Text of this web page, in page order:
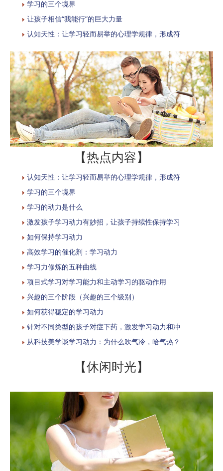
学习的三个境界
让孩子相信“我能行”的巨大力量
认知天性：让学习轻而易举的心理学规律，形成符
【热点内容】
认知天性：让学习轻而易举的心理学规律，形成符
学习的三个境界
学习的动力是什么
激发孩子学习动力有妙招，让孩子持续性保持学习
如何保持学习动力
高效学习的催化剂：学习动力
学习力修炼的五种曲线
项目式学习对学习能力和主动学习的驱动作用
兴趣的三个阶段（兴趣的三个级别）
如何获得稳定的学习动力
针对不同类型的孩子对症下药，激发学习动力和冲
从科技美学谈学习动力：为什么吹气冷，哈气热？
【休闲时光】